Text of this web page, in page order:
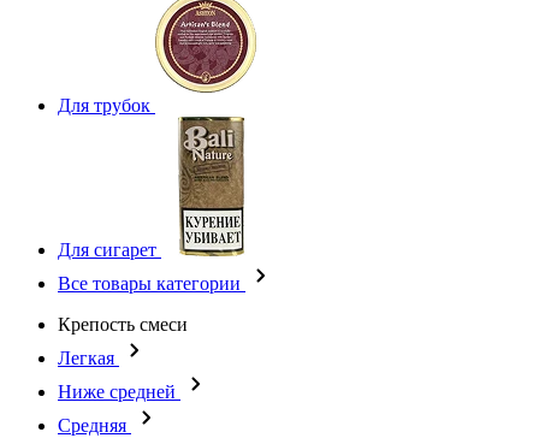
Для трубок
Для сигарет
Все товары категории
Крепость смеси
Легкая
Ниже средней
Средняя